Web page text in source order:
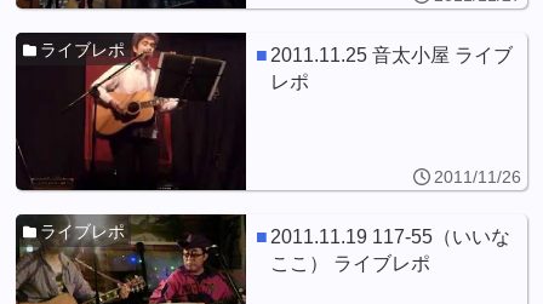
2011.11.25 音太小屋 ライブ
レポ
ライブレポ
2011/11/26
2011.11.19 117-55（いいな
ここ） ライブレポ
ライブレポ